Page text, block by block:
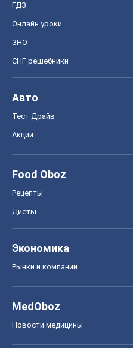
ГДЗ
Онлайн уроки
ЗНО
СНГ решебники
Авто
Тест Драйв
Акции
Food Oboz
Рецепты
Диеты
Экономика
Рынки и компании
MedOboz
Новости медицины